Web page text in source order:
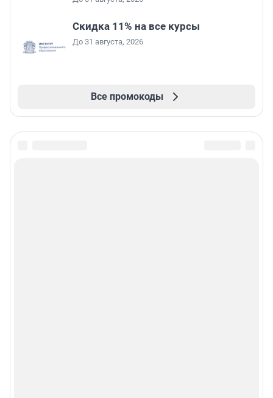
Скидка 11% на все курсы
До 31 августа, 2026
Все промокоды